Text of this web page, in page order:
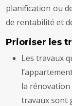
planification ou
de rentabilité et
Prioriser les
Les travaux
la rénovation
travaux sont